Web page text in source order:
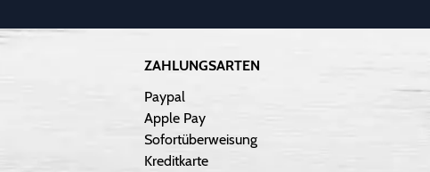
ZAHLUNGSARTEN
Paypal
Apple Pay
Sofortüberweisung
Kreditkarte